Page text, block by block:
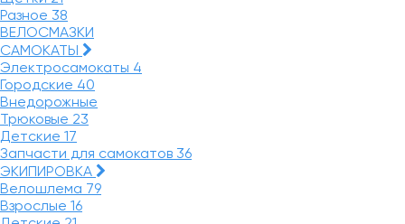
Разное 38
ВЕЛОСМАЗКИ
САМОКАТЫ
Электросамокаты 4
Городские 40
Внедорожные
Трюковые 23
Детские 17
Запчасти для самокатов 36
ЭКИПИРОВКА
Велошлема 79
Взрослые 16